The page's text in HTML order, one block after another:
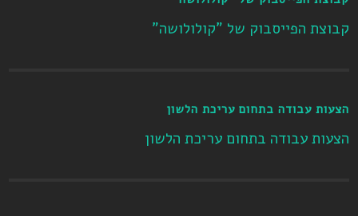
קבוצת הפייסבוק של "קולולושה"
הצעות עבודה בתחום עריכת הלשון
הצעות עבודה בתחום עריכת הלשון